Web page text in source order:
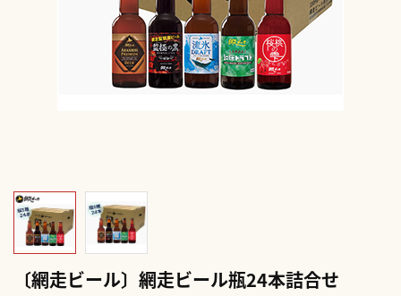
〔網走ビール〕網走ビール瓶24本詰合せ